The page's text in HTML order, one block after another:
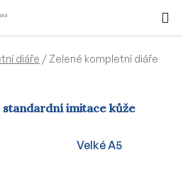
KOŠÍK
diáře / Zelené kompletní diáře
imitace kůže
Velké A5